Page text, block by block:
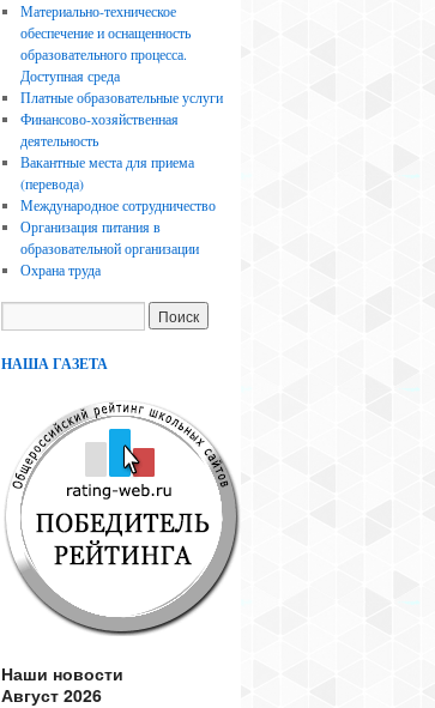
Материально-техническое
обеспечение и оснащенность
образовательного процесса.
Доступная среда
Платные образовательные услуги
Финансово-хозяйственная
деятельность
Вакантные места для приема
(перевода)
Международное сотрудничество
Организация питания в
образовательной организации
Охрана труда
НАША ГАЗЕТА
Наши новости
Август 2026